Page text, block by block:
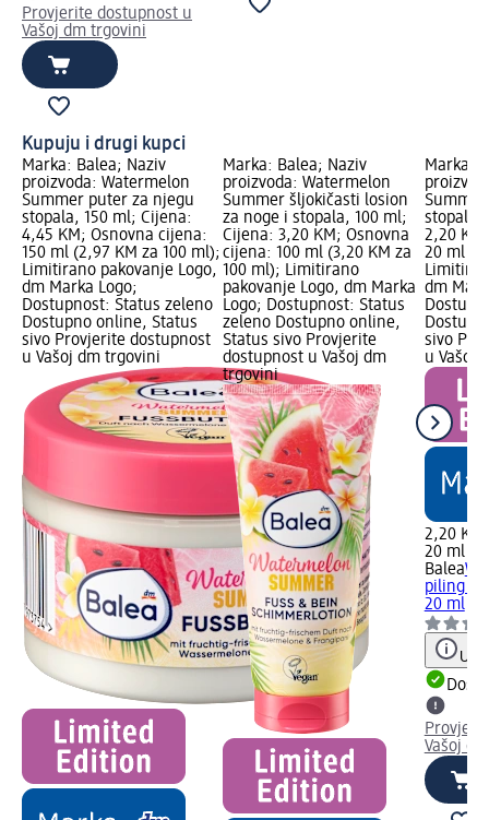
Provjerite dostupnost u
Vašoj dm trgovini
Kupuju i drugi kupci
Marka: Balea; Naziv
proizvoda: Watermelon
Summer puter za njegu
stopala, 150 ml; Cijena:
4,45 KM; Osnovna cijena:
150 ml (2,97 KM za 100 ml);
Limitirano pakovanje Logo,
dm Marka Logo;
Dostupnost: Status zeleno
Dostupno online, Status
sivo Provjerite dostupnost
u Vašoj dm trgovini
Marka: Balea; Naziv
proizvoda: Watermelon
Summer šljokičasti losion
za noge i stopala, 100 ml;
Cijena: 3,20 KM; Osnovna
cijena: 100 ml (3,20 KM za
100 ml); Limitirano
pakovanje Logo, dm Marka
Logo; Dostupnost: Status
zeleno Dostupno online,
Status sivo Provjerite
dostupnost u Vašoj dm
trgovini
Marka:
stopala,
2,20
20 ml
dm
sivo
u Vašoj
2,20 KM
20 ml
Balea
piling i
20 ml
Vašoj